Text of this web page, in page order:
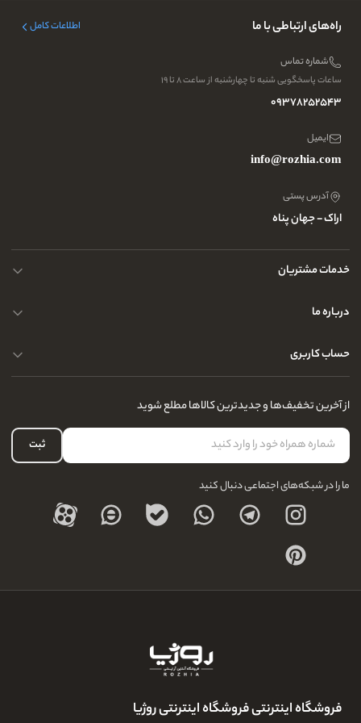
راه‌های ارتباطی با ما اطلاعات کامل
شماره تماس
ساعات پاسخگویی شنبه تا چهارشنبه از ساعت ۸ تا ۱۹
09378252543
ایمیل
info@rozhia.com
آدرس پستی
اراک - جهان پناه
خدمات مشتریان
حریم خصوصی کاربران
تماس با ما
درباره ما
سوالات متداول
آدرس فروشگاه
نحوه ارسال کالا
نحوه بازگشت کالا
درباره ما
حساب کاربری
لیست علاقه‌مندی
حساب کاربری
از آخرین تخفیف‌ها و جدیدترین کالاها مطلع شوید
ثبت
ما را در شبکه‌های اجتماعی دنبال کنید
فروشگاه اینترنتی فروشگاه اینترنتی روژیا